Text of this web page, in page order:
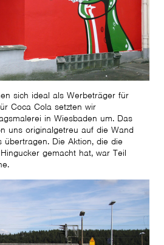
sich ideal als Werbeträger für
Coca Cola setzten wir
in Wiesbaden um. Das
uns originalgetreu auf die Wand
übertragen. Die Aktion, die die
gemacht hat, war Teil